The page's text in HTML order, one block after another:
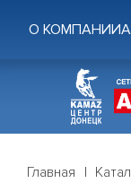
О КОМПАНИИ
Главная